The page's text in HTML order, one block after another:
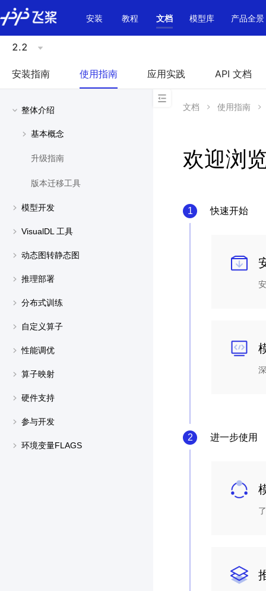
\u200E
安装
教程 文档 模型库 产品全景
2.2
安装指南 使用指南 应用实践 API 文档
整体介绍
基本概念
升级指南
版本迁移工具
模型开发
VisualDL 工具
动态图转静态图
推理部署
分布式训练
自定义算子
性能调优
算子映射
硬件支持
参与开发
环境变量FLAGS
文档 使用指南
欢迎浏
1 快速开始
2 进一步使用